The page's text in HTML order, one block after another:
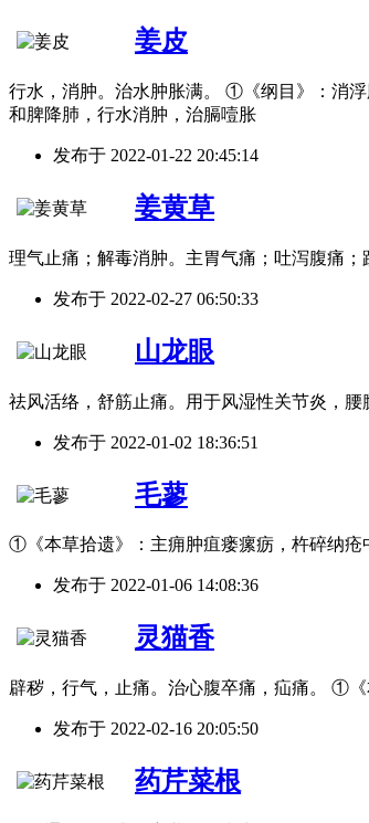
姜皮
行水，消肿。治水肿胀满。 ①《纲目》：消
和脾降肺，行水消肿，治膈噎胀
发布于 2022-01-22 20:45:14
姜黄草
理气止痛；解毒消肿。主胃气痛；吐泻腹痛
发布于 2022-02-27 06:50:33
山龙眼
祛风活络，舒筋止痛。用于风湿性关节炎，腰
发布于 2022-01-02 18:36:51
毛蓼
①《本草拾遗》：主痈肿疽瘘瘰疬，杵碎纳
发布于 2022-01-06 14:08:36
灵猫香
辟秽，行气，止痛。治心腹卒痛，疝痛。 ①
发布于 2022-02-16 20:05:50
药芹菜根